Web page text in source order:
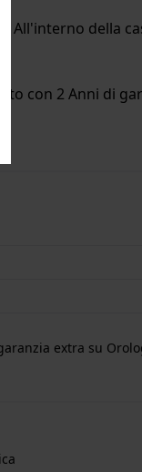
All'interno della
con 2 Anni di
extra su